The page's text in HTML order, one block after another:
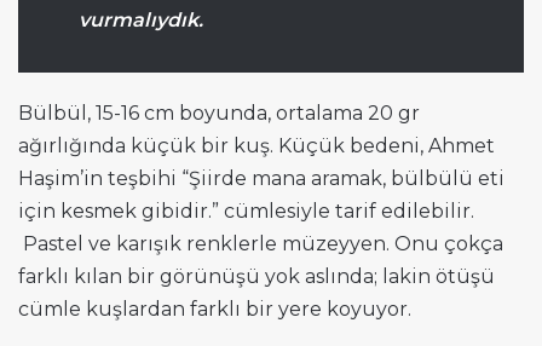
vurmalıydık.
Bülbül, 15-16 cm boyunda, ortalama 20 gr
ağırlığında küçük bir kuş. Küçük bedeni, Ahmet
Haşim’in teşbihi “Şiirde mana aramak, bülbülü eti
için kesmek gibidir.” cümlesiyle tarif edilebilir.
Pastel ve karışık renklerle müzeyyen. Onu çokça
farklı kılan bir görünüşü yok aslında; lakin ötüşü
cümle kuşlardan farklı bir yere koyuyor.